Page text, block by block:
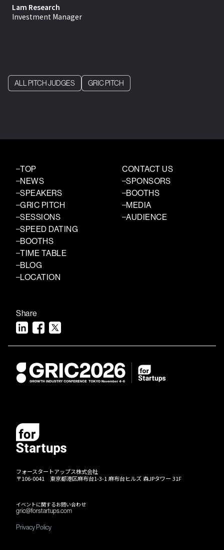
Lam Research
Investment Manager
ALL PITCH JUDGES GRIC PITCH
フォースタートアップス株式会社
〒106-0041 東京都港区麻布台1-3-1 麻布台ヒルズ 森JPタワー 31F
イベントに関するお問い合わせ
gric@forstartups.com
Privacy Policy
TOP
NEWS
SPEAKERS
GRIC PITCH
SESSIONS
SPEED DATING
BOOTHS
TIME TABLE
BLOG
LOCATION
CONTACT US
SPONSORS
BOOTHS
MEDIA
AUDIENCE
Share